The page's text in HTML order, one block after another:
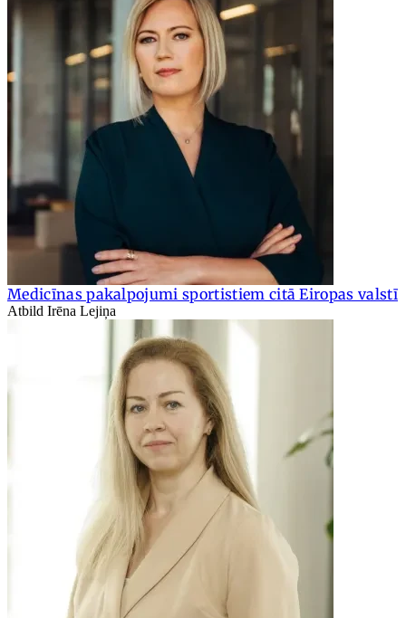
Medicīnas pakalpojumi sportistiem citā Eiropas valstī
Atbild Irēna Lejiņa